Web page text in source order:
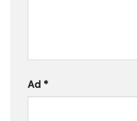
Ad *